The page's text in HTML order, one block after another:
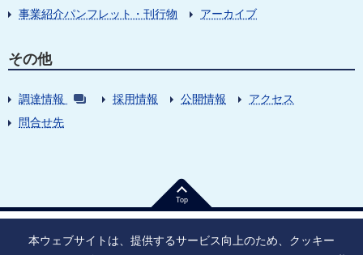
事業紹介パンフレット・刊行物
アーカイブ
その他
調達情報 採用情報 公開情報
アクセス
問合せ先
Top
本ウェブサイトは、提供するサービス向上のため、クッキー